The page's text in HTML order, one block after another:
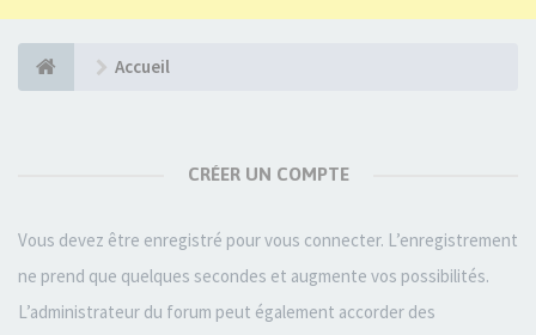
Accueil
CRÉER UN COMPTE
Vous devez être enregistré pour vous connecter. L’enregistrement
ne prend que quelques secondes et augmente vos possibilités.
L’administrateur du forum peut également accorder des